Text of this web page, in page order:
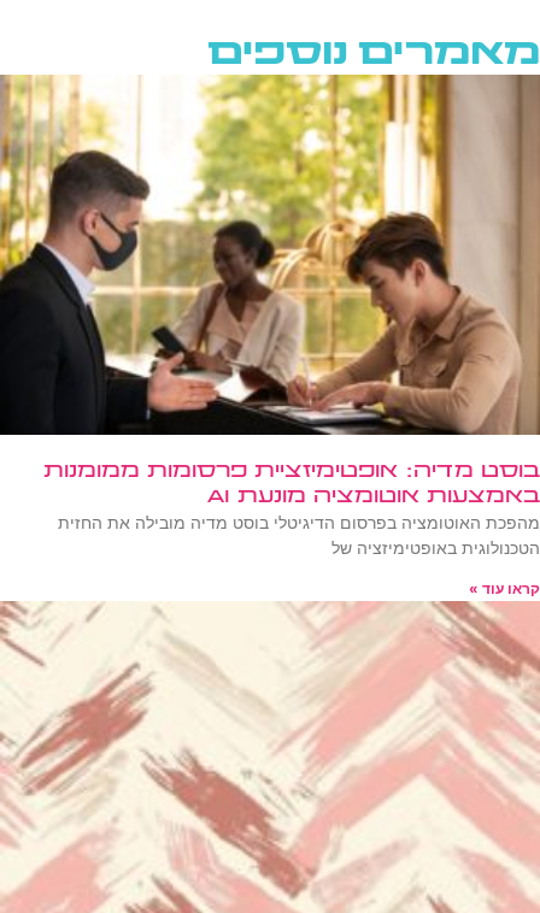
מאמרים נוספים
בוסט מדיה: אופטימיזציית פרסומות ממומנות
באמצעות אוטומציה מונעת AI
מהפכת האוטומציה בפרסום הדיגיטלי בוסט מדיה מובילה את החזית
הטכנולוגית באופטימיזציה של
קראו עוד »